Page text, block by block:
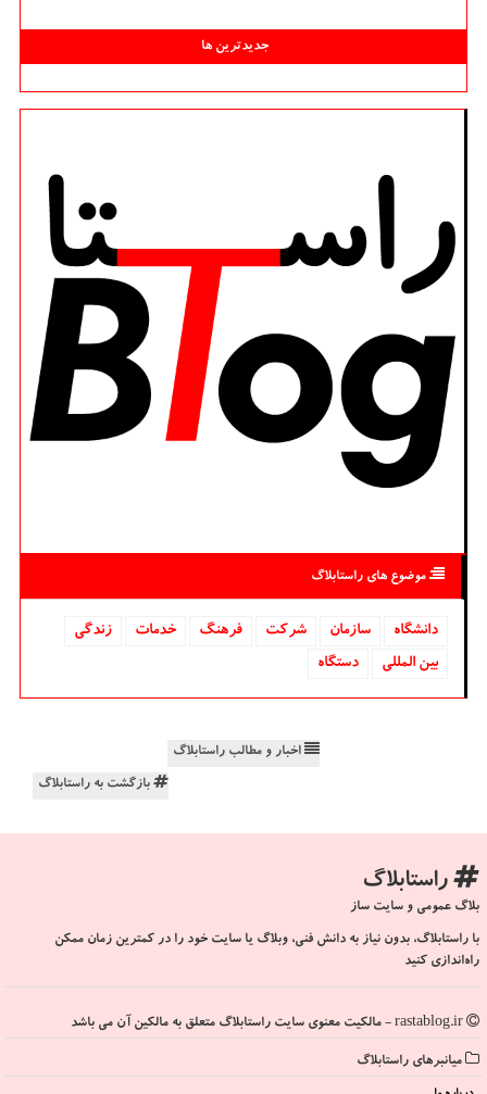
جدیدترین ها
موضوع های راستابلاگ
دانشگاه‌ سازمان شركت فرهنگ خدمات
زندگی
بین المللی
دستگاه
اخبار و مطالب راستابلاگ
بازگشت به راستابلاگ
راستابلاگ
بلاگ عمومی و سایت ساز
با راستابلاگ، بدون نیاز به دانش فنی، وبلاگ یا سایت خود را در کمترین زمان ممکن
راه‌اندازی کنید
میانبرهای راستابلاگ